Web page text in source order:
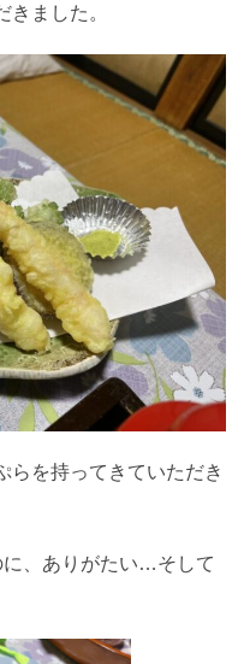
ました。
らを持ってきていただき
に、ありがたい…そして